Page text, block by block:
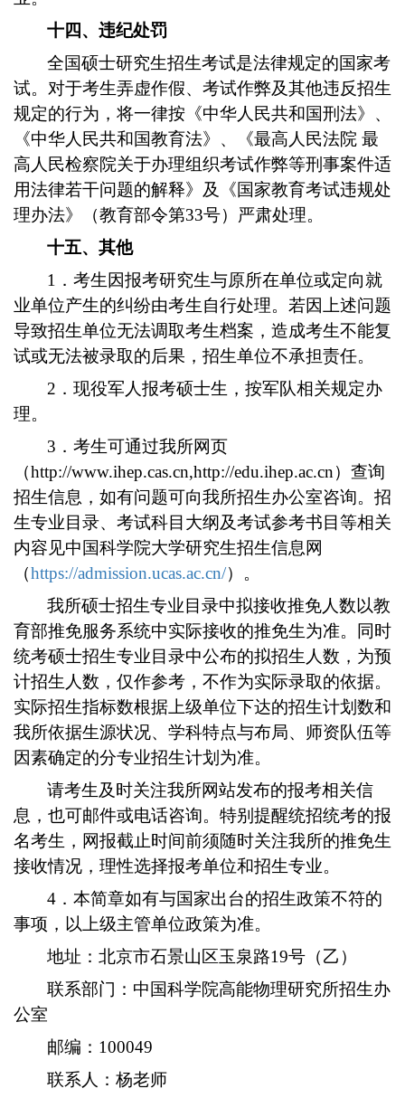
十四、违纪处罚
全国硕士研究生招生考试是法律规定的国家考
试。对于考生弄虚作假、考试作弊及其他违反招生
规定的行为，将一律按《中华人民共和国刑法》、
《中华人民共和国教育法》、《最高人民法院 最
高人民检察院关于办理组织考试作弊等刑事案件适
用法律若干问题的解释》及《国家教育考试违规处
理办法》（教育部令第33号）严肃处理。
十五、其他
1．考生因报考研究生与原所在单位或定向就
业单位产生的纠纷由考生自行处理。若因上述问题
导致招生单位无法调取考生档案，造成考生不能复
试或无法被录取的后果，招生单位不承担责任。
2．现役军人报考硕士生，按军队相关规定办
理。
3．考生可通过我所网页
（http://www.ihep.cas.cn,http://edu.ihep.ac.cn）查询
招生信息，如有问题可向我所招生办公室咨询。招
生专业目录、考试科目大纲及考试参考书目等相关
内容见中国科学院大学研究生招生信息网
（https://admission.ucas.ac.cn/）。
我所硕士招生专业目录中拟接收推免人数以教
育部推免服务系统中实际接收的推免生为准。同时
统考硕士招生专业目录中公布的拟招生人数，为预
计招生人数，仅作参考，不作为实际录取的依据。
实际招生指标数根据上级单位下达的招生计划数和
我所依据生源状况、学科特点与布局、师资队伍等
因素确定的分专业招生计划为准。
请考生及时关注我所网站发布的报考相关信
息，也可邮件或电话咨询。特别提醒统招统考的报
名考生，网报截止时间前须随时关注我所的推免生
接收情况，理性选择报考单位和招生专业。
4．本简章如有与国家出台的招生政策不符的
事项，以上级主管单位政策为准。
地址：北京市石景山区玉泉路19号（乙）
联系部门：中国科学院高能物理研究所招生办
公室
邮编：100049
联系人：杨老师